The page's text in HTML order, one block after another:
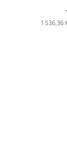
1 536,36